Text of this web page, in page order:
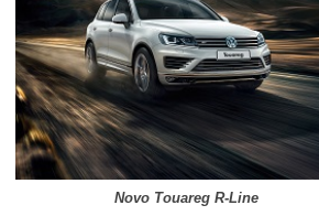
Novo Touareg R-Line